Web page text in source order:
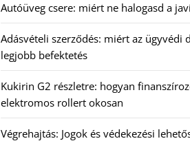
Autóüveg csere: miért ne halogasd a
Adásvételi szerződés: miért az ügyvédi
legjobb befektetés
Kukirin G2 részletre: hogyan
elektromos rollert okosan
Végrehajtás: Jogok és védekezési